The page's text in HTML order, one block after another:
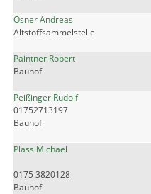
Osner Andreas
Altstoffsammelstelle
Paintner Robert
Bauhof
Peißinger Rudolf
01752713197
Bauhof
Plass Michael
0175 3820128
Bauhof